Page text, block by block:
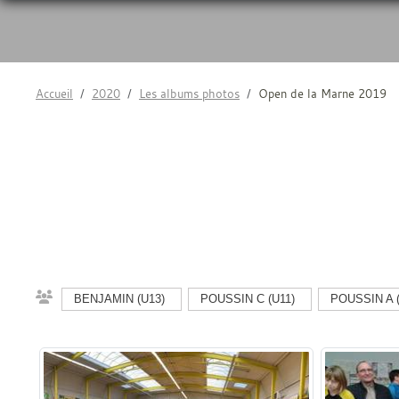
Accueil 2020 Les albums photos Open de la Marne 2019
BENJAMIN (U13) POUSSIN C (U11) POUSSIN A